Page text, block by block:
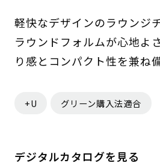
軽快なデザインのラウンジ
ラウンドフォルムが心地よ
り感とコンパクト性を兼ね
+U グリーン購入法適合
デジタルカタログを見る